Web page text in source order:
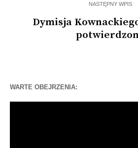
NASTĘPNY WPIS
Dymisja
WARTE OBEJRZENIA: